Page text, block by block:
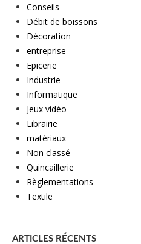
Conseils
Débit de boissons
Décoration
entreprise
Epicerie
Industrie
Informatique
Jeux vidéo
Librairie
matériaux
Non classé
Quincaillerie
Règlementations
Textile
ARTICLES RÉCENTS